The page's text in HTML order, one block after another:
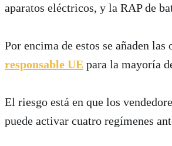
aparatos eléctricos, y la RAP de
Por encima de estos se añaden
responsable UE para la mayoría
El riesgo está en que los
puede activar cuatro regímenes